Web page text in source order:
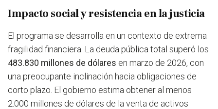
Impacto social y resistencia en la justicia
El programa se desarrolla en un contexto de extrema
fragilidad financiera. La deuda pública total superó los
483.830 millones de dólares en marzo de 2026, con
una preocupante inclinación hacia obligaciones de
corto plazo. El gobierno estima obtener al menos
2.000 millones de dólares de la venta de activos